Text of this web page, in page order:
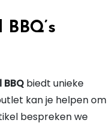
biedt unieke
kan je helpen om
bespreken we